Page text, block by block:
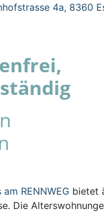
4a, 8360
RENNWEG bietet
Die